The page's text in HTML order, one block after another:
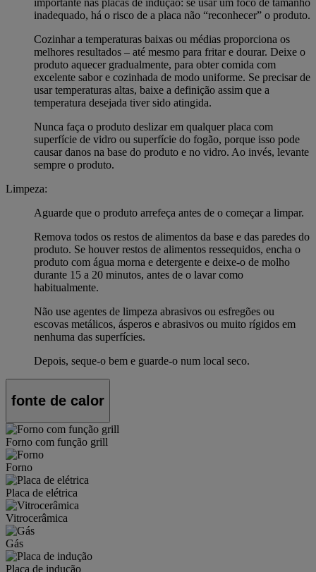
importante nas placas de indução: se usar um foco de tamanho
inadequado, há o risco de a placa não “reconhecer” o produto.
Cozinhar a temperaturas baixas ou médias proporciona os
melhores resultados – até mesmo para fritar e dourar. Deixe o
produto aquecer gradualmente, para obter comida com
excelente sabor e cozinhada de modo uniforme. Se precisar de
usar temperaturas altas, baixe a definição assim que a
temperatura desejada tiver sido atingida.
Nunca faça o produto deslizar em qualquer placa com
superfície de vidro ou superfície do fogão, porque isso pode
causar danos na base do produto e no vidro. Ao invés, levante
sempre o produto.
Limpeza:
Aguarde que o produto arrefeça antes de o começar a limpar.
Remova todos os restos de alimentos da base e das paredes do
produto. Se houver restos de alimentos ressequidos, encha o
produto com água morna e detergente e deixe-o de molho
durante 15 a 20 minutos, antes de o lavar como
habitualmente.
Não use agentes de limpeza abrasivos ou esfregões ou
escovas metálicos, ásperos e abrasivos ou muito rígidos em
nenhuma das superfícies.
Depois, seque-o bem e guarde-o num local seco.
fonte de calor
Forno com função grill
Forno
Placa de elétrica
Vitrocerâmica
Gás
Placa de indução